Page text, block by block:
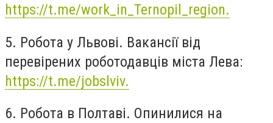
https://t.me/work_in_Ternopil_region.
5. Робота у Львові. Вакансії від
перевірених роботодавців міста Лева:
https://t.me/jobslviv.
6. Робота в Полтаві. Опинилися на